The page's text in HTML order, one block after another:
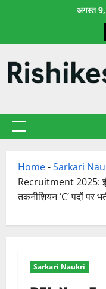
अगस्त
प्राथमिक
Home-Sarkari
Recruitment 2025:
तकनीशियन ‘C’ पदों पर
Sarkari Naukri